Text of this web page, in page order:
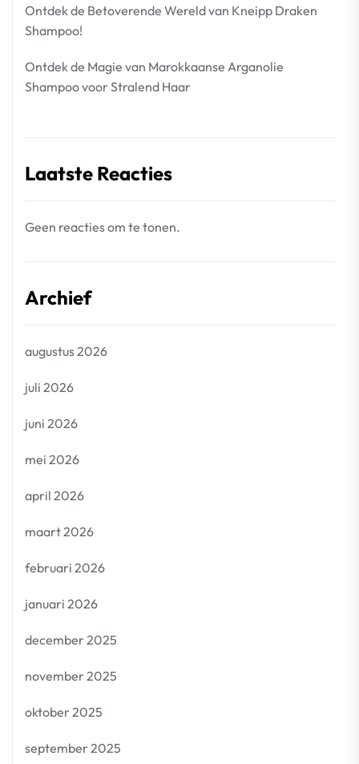
Ontdek de Betoverende Wereld van Kneipp Draken
Shampoo!
Ontdek de Magie van Marokkaanse Arganolie
Shampoo voor Stralend Haar
Laatste Reacties
Geen reacties om te tonen.
Archief
augustus 2026
juli 2026
juni 2026
mei 2026
april 2026
maart 2026
februari 2026
januari 2026
december 2025
november 2025
oktober 2025
september 2025